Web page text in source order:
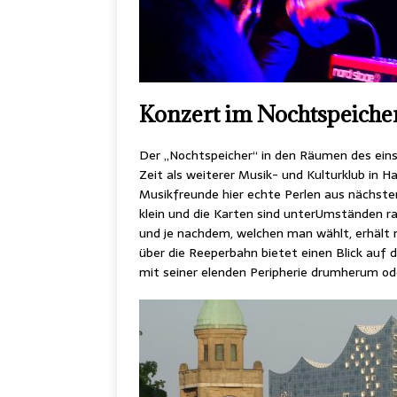
Konzert im
Der „Nochtspeicher“ in den Räumen des
Zeit als weiterer Musik- und Kulturklub in
Musikfreunde hier echte Perlen aus
klein und die Karten sind unterUmständen
und je nachdem, welchen man wählt, erhält
über die Reeperbahn bietet einen Blick
mit seiner elenden Peripherie drumherum